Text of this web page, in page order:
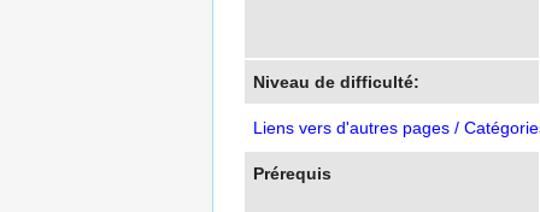
Niveau de difficulté:
Liens vers d'autres pages /
Prérequis